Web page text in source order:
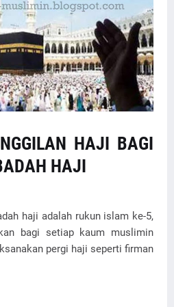
HAJI BAGI
HAJI
haji adalah rukun islam ke-5,
bagi setiap kaum muslimin
pergi haji seperti firman